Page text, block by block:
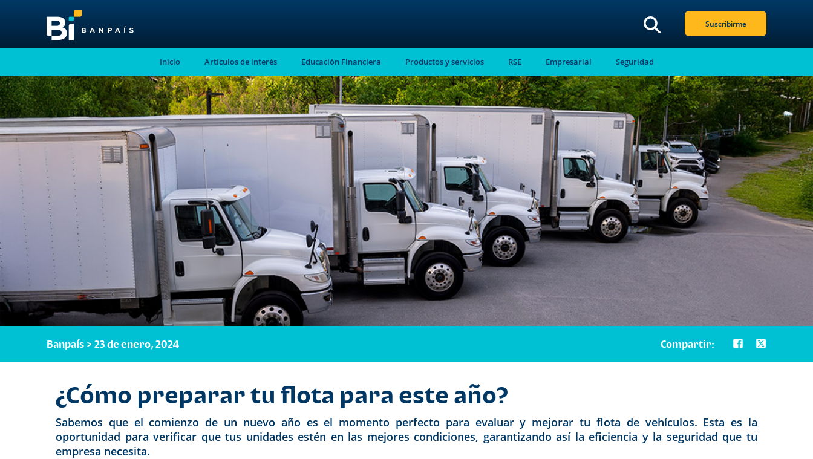
Suscribirme
¡No te pierdas nuestro
nuevo contenido!
Suscríbete a nuestro blog y recibe mensualmente en tu
correo electrónico, las noticias más relevantes.
Inicio Artículos de interés Educación Financiera Productos y servicios RSE Empresarial Seguridad
Banpaís > 23 de enero, 2024 Compartir:
¿Cómo preparar tu flota para este año?
Sabemos que el comienzo de un nuevo año es el momento perfecto para evaluar y mejorar tu flota de vehículos. Esta es la
oportunidad para verificar que tus unidades estén en las mejores condiciones, garantizando así la eficiencia y la seguridad que tu
empresa necesita.